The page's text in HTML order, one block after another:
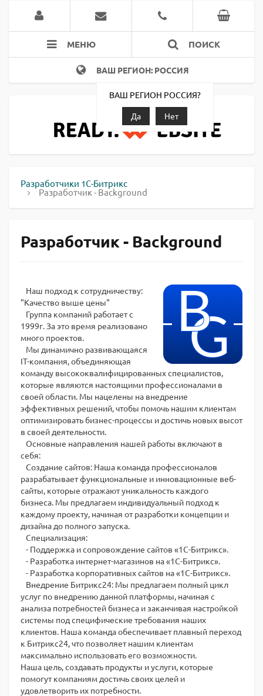
МЕНЮ ПОИСК
ВАШ РЕГИОН: РОССИЯ
ВАШ РЕГИОН РОССИЯ?
Да
Нет
Разработчики 1С-Битрикс
Разработчик - Background
Разработчик - Background
Наш подход к сотрудничеству:
"Качество выше цены"
Группа компаний работает с
1999г. За это время реализовано
много проектов.
Мы динамично развивающаяся
IT-компания, объединяющая
команду высококвалифицированных специалистов,
которые являются настоящими профессионалами в
своей области. Мы нацелены на внедрение
эффективных решений, чтобы помочь нашим клиентам
оптимизировать бизнес-процессы и достичь новых высот
в своей деятельности.
Основные направления нашей работы включают в
себя:
Создание сайтов: Наша команда профессионалов
разрабатывает функциональные и инновационные веб-
сайты, которые отражают уникальность каждого
бизнеса. Мы предлагаем индивидуальный подход к
каждому проекту, начиная от разработки концепции и
дизайна до полного запуска.
Специализация:
- Поддержка и сопровождение сайтов «1С-Битрикс».
- Разработка интернет-магазинов на «1С-Битрикс».
- Разработка корпоративных сайтов на «1С-Битрикс».
Внедрение Битрикс24: Мы предлагаем полный цикл
услуг по внедрению данной платформы, начиная с
анализа потребностей бизнеса и заканчивая настройкой
системы под специфические требования наших
клиентов. Наша команда обеспечивает плавный переход
к Битрикс24, что позволяет нашим клиентам
максимально использовать его возможности.
Наша цель, создавать продукты и услуги, которые
помогут компаниям достичь своих целей и
удовлетворить их потребности.